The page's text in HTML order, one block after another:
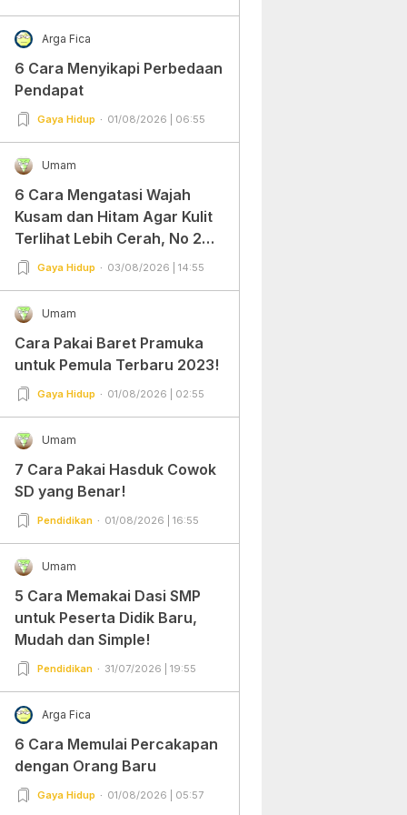
Arga Fica
6 Cara Menyikapi Perbedaan
Pendapat
Gaya Hidup 01/08/2026 | 06:55
Umam
6 Cara Mengatasi Wajah
Kusam dan Hitam Agar Kulit
Terlihat Lebih Cerah, No 2
Gampang Banget dan Mudah
Gaya Hidup 03/08/2026 | 14:55
Umam
Cara Pakai Baret Pramuka
untuk Pemula Terbaru 2023!
Gaya Hidup 01/08/2026 | 02:55
Umam
7 Cara Pakai Hasduk Cowok
SD yang Benar!
Pendidikan 01/08/2026 | 16:55
Umam
5 Cara Memakai Dasi SMP
untuk Peserta Didik Baru,
Mudah dan Simple!
Pendidikan 31/07/2026 | 19:55
Arga Fica
6 Cara Memulai Percakapan
dengan Orang Baru
Gaya Hidup 01/08/2026 | 05:57